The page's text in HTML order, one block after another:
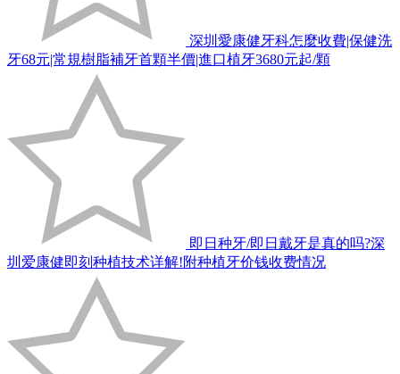
深圳愛康健牙科怎麼收費|保健洗
牙68元|常規樹脂補牙首顆半價|進口植牙3680元起/顆
即日种牙/即日戴牙是真的吗?深
圳爱康健即刻种植技术详解!附种植牙价钱收费情况